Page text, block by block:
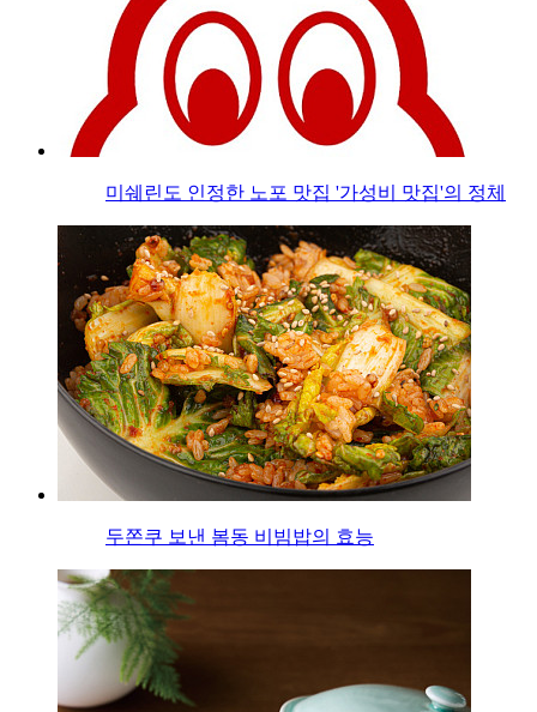
미쉐린도 인정한 노포 맛집 '가성비 맛집'의 정체
두쫀쿠 보낸 봄동 비빔밥의 효능